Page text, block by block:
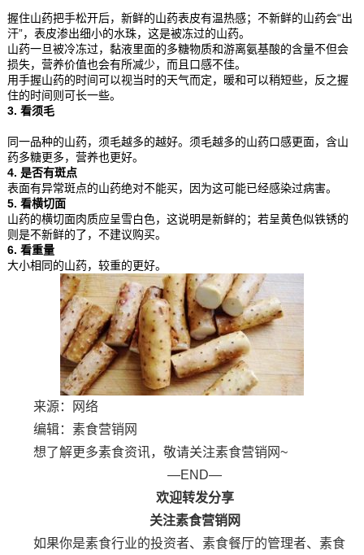
握住山药把手松开后，新鲜的山药表皮有温热感；不新鲜的山药会“出
汗”，表皮渗出细小的水珠，这是被冻过的山药。
山药一旦被冷冻过，黏液里面的多糖物质和游离氨基酸的含量不但会
损失，营养价值也会有所减少，而且口感不佳。
用手握山药的时间可以视当时的天气而定，暖和可以稍短些，反之握
住的时间则可长一些。
3. 看须毛
同一品种的山药，须毛越多的越好。须毛越多的山药口感更面，含山
药多糖更多，营养也更好。
4. 是否有斑点
表面有异常斑点的山药绝对不能买，因为这可能已经感染过病害。
5. 看横切面
山药的横切面肉质应呈雪白色，这说明是新鲜的；若呈黄色似铁锈的
则是不新鲜的了，不建议购买。
6. 看重量
大小相同的山药，较重的更好。
来源：网络
编辑：素食营销网
想了解更多素食资讯，敬请关注素食营销网~
—END—
欢迎转发分享
关注素食营销网
如果你是素食行业的投资者、素食餐厅的管理者、素食